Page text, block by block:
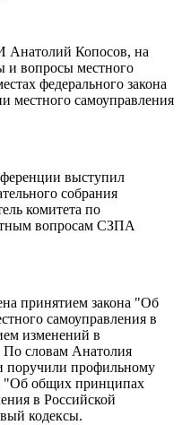
Анатолий Копосов, на
и вопросы местного
федерального закона
местного самоуправления
выступил
собрания
комитета по
вопросам СЗПА
принятием закона "Об
самоуправления в
изменений в
словам Анатолия
поручили профильному
"Об общих принципах
в Российской
кодексы.